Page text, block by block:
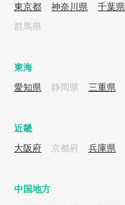
東京都
神奈川県 千葉県
群馬県
東海
愛知県
静岡県 三重県
近畿
大阪府
京都府 兵庫県
中国地方